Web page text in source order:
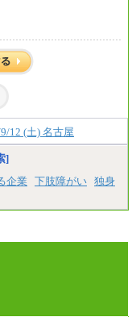
12 (土) 名古屋
]
企業 下肢障がい 独身